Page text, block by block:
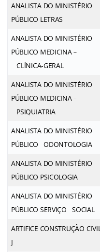
ANALISTA DO MINISTÉRIO
PÚBLICO LETRAS
ANALISTA DO MINISTÉRIO
PÚBLICO MEDICINA –
CLÍNICA-GERAL
ANALISTA DO MINISTÉRIO
PÚBLICO MEDICINA –
PSIQUIATRIA
ANALISTA DO MINISTÉRIO
PÚBLICO ODONTOLOGIA
ANALISTA DO MINISTÉRIO
PÚBLICO PSICOLOGIA
ANALISTA DO MINISTÉRIO
PÚBLICO SERVIÇO SOCIAL
ARTIFICE CONSTRUÇÃO CIVIL
J